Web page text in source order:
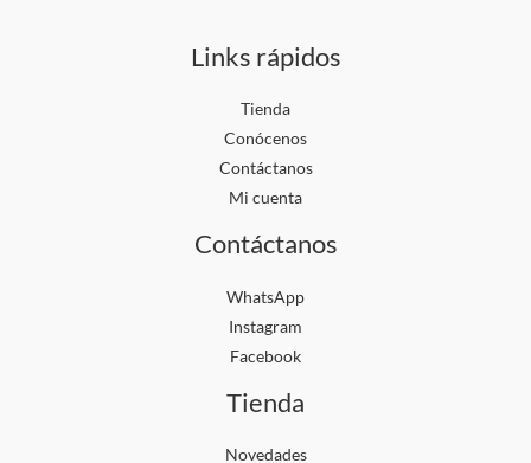
Links rápidos
Tienda
Conócenos
Contáctanos
Mi cuenta
Contáctanos
WhatsApp
Instagram
Facebook
Tienda
Novedades